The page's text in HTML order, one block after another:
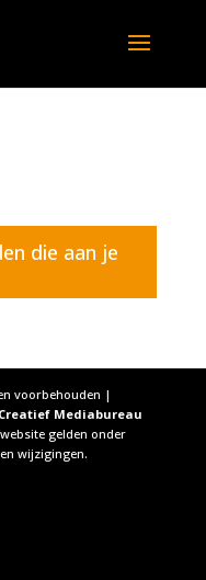
die aan je
voorbehouden |
Mediabureau
gelden onder
wijzigingen.